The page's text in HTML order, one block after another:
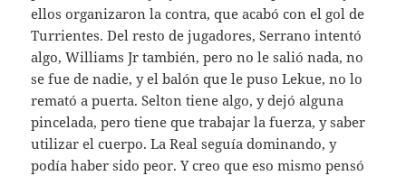
ellos organizaron la contra, que acabó con el gol de
Turrientes. Del resto de jugadores, Serrano intentó
algo, Williams Jr también, pero no le salió nada, no
se fue de nadie, y el balón que le puso Lekue, no lo
remató a puerta. Selton tiene algo, y dejó alguna
pincelada, pero tiene que trabajar la fuerza, y saber
utilizar el cuerpo. La Real seguía dominando, y
podía haber sido peor. Y creo que eso mismo pensó